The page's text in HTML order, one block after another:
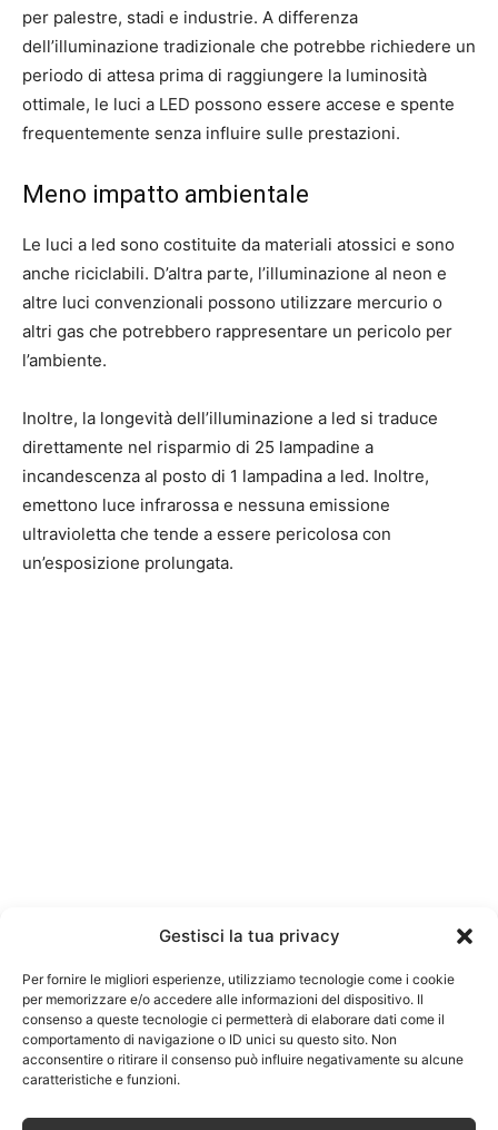
Gestisci la tua privacy
Per fornire le migliori esperienze, utilizziamo tecnologie come i cookie
per memorizzare e/o accedere alle informazioni del dispositivo. Il
consenso a queste tecnologie ci permetterà di elaborare dati come il
comportamento di navigazione o ID unici su questo sito. Non
acconsentire o ritirare il consenso può influire negativamente su alcune
caratteristiche e funzioni.
per palestre, stadi e industrie. A differenza
dell’illuminazione tradizionale che potrebbe richiedere un
periodo di attesa prima di raggiungere la luminosità
ottimale, le luci a LED possono essere accese e spente
frequentemente senza influire sulle prestazioni.
Meno impatto ambientale
Le luci a led sono costituite da materiali atossici e sono
anche riciclabili. D’altra parte, l’illuminazione al neon e
altre luci convenzionali possono utilizzare mercurio o
altri gas che potrebbero rappresentare un pericolo per
l’ambiente.
Inoltre, la longevità dell’illuminazione a led si traduce
direttamente nel risparmio di 25 lampadine a
incandescenza al posto di 1 lampadina a led. Inoltre,
emettono luce infrarossa e nessuna emissione
ultravioletta che tende a essere pericolosa con
un’esposizione prolungata.